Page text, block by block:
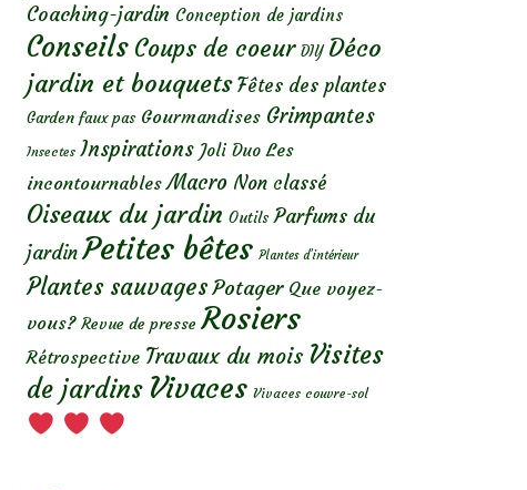
Coaching-jardin Conception de jardins
Conseils Coups de coeur DIY Déco
jardin et bouquets Fêtes des plantes
Garden faux pas Gourmandises Grimpantes
Insectes Inspirations Joli Duo Les
incontournables Macro Non classé
Oiseaux du jardin Outils Parfums du
jardin Petites bêtes Plantes d’intérieur
Plantes sauvages Potager Que voyez-
vous? Revue de presse Rosiers
Rétrospective Travaux du mois Visites
de jardins Vivaces Vivaces couvre-sol